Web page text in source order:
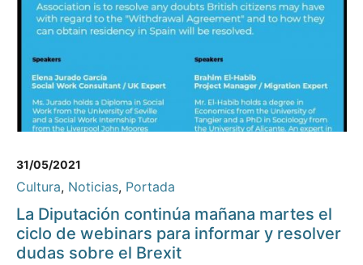
31/05/2021
Cultura, Noticias, Portada
La Diputación continúa mañana martes el
ciclo de webinars para informar y resolver
dudas sobre el Brexit